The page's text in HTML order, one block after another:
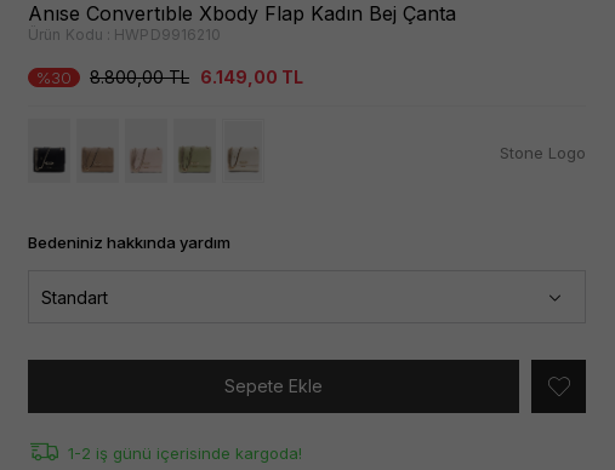
Anıse Convertıble Xbody Flap Kadın Bej Çanta
Ürün Kodu : HWPD9916210
8.800,00TL 6.149,00 TL
%30
Stone Logo
Bedeniniz hakkında yardım
Standart
Sepete Ekle
1-2 iş günü içerisinde kargoda!